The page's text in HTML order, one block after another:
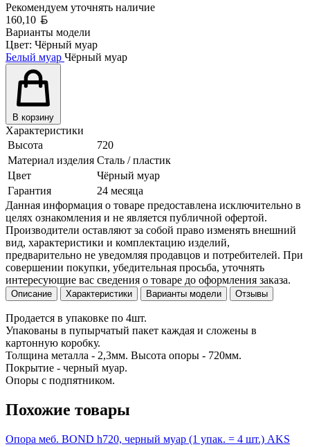
Рекомендуем уточнять наличие
160,10
Варианты модели
Цвет: Чёрный муар
Белый муар Чёрный муар
В корзину
Характеристики
Высота
720
Материал изделия Сталь / пластик
Цвет
Чёрный муар
Гарантия
24 месяца
Данная информация о товаре предоставлена исключительно в
целях ознакомления и не является публичной офертой.
Производители оставляют за собой право изменять внешний
вид, характеристики и комплектацию изделий,
предварительно не уведомляя продавцов и потребителей. При
совершении покупки, убедительная просьба, уточнять
интересующие вас сведения о товаре до оформления заказа.
Описание Характеристики Варианты модели Отзывы
Продается в упаковке по 4шт.
Упакованы в пупырчатый пакет каждая и сложены в
картонную коробку.
Толщина металла - 2,3мм. Высота опоры - 720мм.
Покрытие - черный муар.
Опоры с подпятником.
Похожие товары
Опора меб. BOND h720, черный муар (1 упак. = 4 шт.) AKS